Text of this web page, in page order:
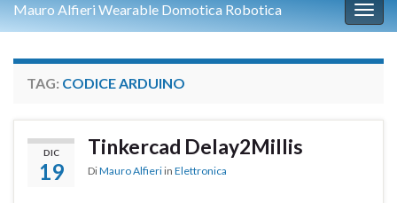
Mauro Alfieri Wearable Domotica Robotica
TAG: CODICE ARDUINO
DIC
19
Tinkercad Delay2Millis
DiMauro Alfieri in Elettronica